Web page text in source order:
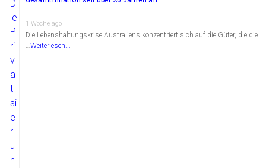
1 Woche ago
Die Lebenshaltungskrise Australiens konzentriert sich auf die Güter, die die
…Weiterlesen...